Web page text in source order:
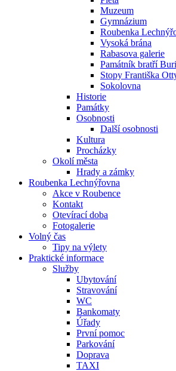
Muzeum
Gymnázium
Roubenka
Vysoká brána
Rabasova galerie
Památník bratří
Stopy Františka
Sokolovna
Historie
Památky
Osobnosti
Další osobnosti
Kultura
Procházky
Okolí města
Hrady a zámky
Roubenka Lechnýřovna
Akce v Roubence
Kontakt
Otevírací doba
Fotogalerie
Volný čas
Tipy na výlety
Praktické informace
Služby
Ubytování
Stravování
WC
Bankomaty
Úřady
První pomoc
Parkování
Doprava
TAXI